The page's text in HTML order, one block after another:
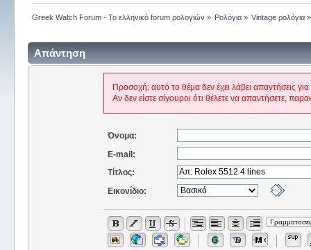
Greek Watch Forum - Το ελληνικό forum ρολογιών » Ρολόγια » Vintage ρολόγια »
Απάντηση
Προσοχή: αυτό το θέμα δεν έχει λάβει απαντήσεις
Αν δεν είστε σίγουροι ότι θέλετε να απαντήσετε,
Όνομα:
E-mail:
Τίτλος:
Εικονίδιο: